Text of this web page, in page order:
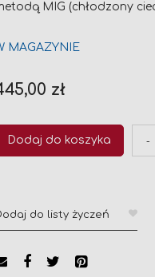
MIG (chłodzony
MAGAZYNIE
zł
Dodaj do koszyka -
do listy życzeń